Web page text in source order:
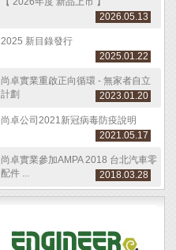
2026.05.13
2025 新目錄發行
2025.01.22
尚卓實業重啟正向循環 - 無家者自立
計劃
2023.01.20
尚卓公司2021新冠病毒防疫說明
2021.05.17
尚卓實業參加AMPA 2018 台北汽車零
配件 ...
2018.03.28